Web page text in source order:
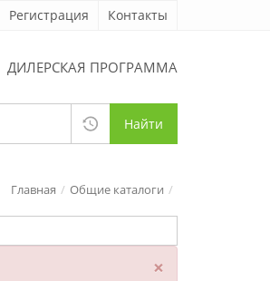
Регистрация Контакты
ДИЛЕРСКАЯ ПРОГРАММА
Найти
Главная Общие каталоги
×